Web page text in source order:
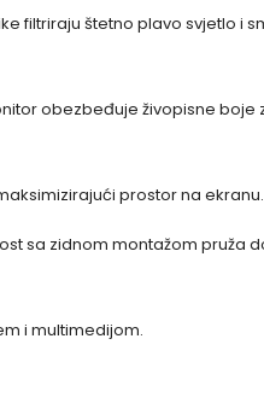
filtriraju štetno plavo svjetlo i
obezbeđuje živopisne boje
prostor na ekranu.
sa zidnom montažom pruža
i multimedijom.